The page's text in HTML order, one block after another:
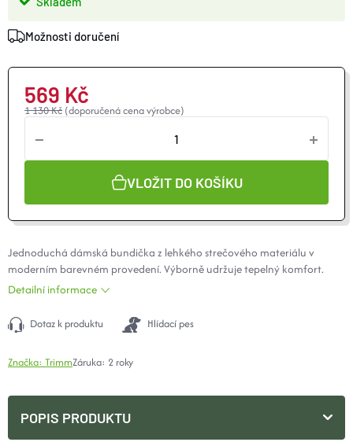
O nás
Moje objednávka
Možnosti doručení
1 130 Kč (doporučená cena výrobce)
569 Kč
VLOŽIT DO KOŠÍKU
Jednoduchá dámská bundička z lehkého strečového materiálu v
moderním barevném provedení. Výborně udržuje tepelný komfort.
Detailní informace
Dotaz k produktu Hlídací pes
Značka: TrimmZáruka: 2 roky
POPIS PRODUKTU